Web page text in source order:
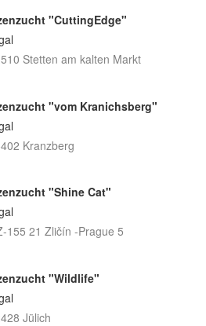
"CuttingEdge"
Stetten am kalten Markt
"vom Kranichsberg"
Kranzberg
"Shine Cat"
155 21 Zličín -Prague 5
"Wildlife"
Jülich